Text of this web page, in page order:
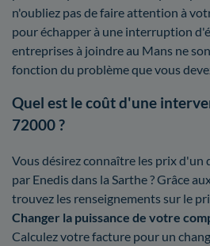
n'oubliez pas de faire attention à
pour échapper à une interruption
entreprises à joindre au Mans ne
fonction du problème que vous
Quel est le coût d'une
72000 ?
Vous désirez connaître les prix d'un
par Enedis dans la Sarthe ? Grâce
trouvez les renseignements sur le
Changer la puissance de votre
Calculez votre facture pour un